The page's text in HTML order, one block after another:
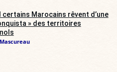
certains Marocains rêvent d’une
» des territoires